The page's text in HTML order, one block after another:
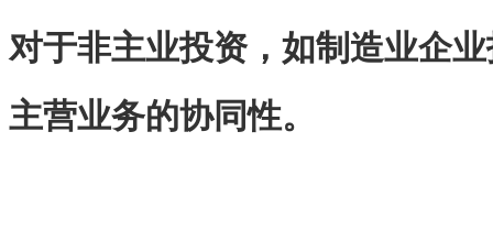
对于非主业投资，如制造业企
主营业务的协同性。